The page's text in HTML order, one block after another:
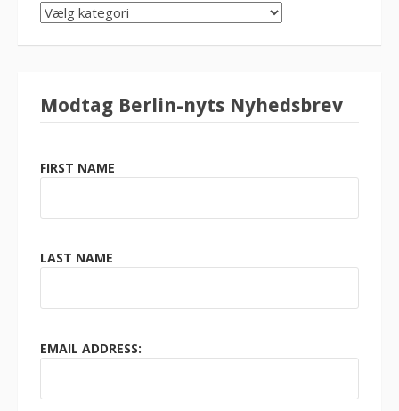
SØG
KATEGORI
Modtag Berlin-nyts Nyhedsbrev
FIRST NAME
LAST NAME
EMAIL ADDRESS: